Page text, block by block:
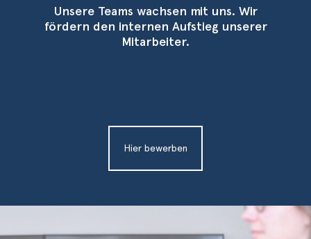
Unsere Teams wachsen mit uns. Wir
fördern den internen Aufstieg unserer
Mitarbeiter.
Hier bewerben